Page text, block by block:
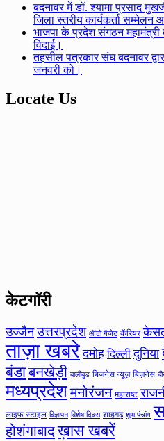
बदनावर में डॉ. श्यामा प्रसाद
जिला स्तरीय कार्यकर्ता सम्मेलन
भाजपा के प्रदेश संगठन महामंत्री
विदाई।
तहसील पत्रकार संघ बदनावर
जनवरी को।
Locate Us
केटगॉरी
उज्जैन उत्तरप्रदेश ऑटो गैजेट कॅरियर
ताज़ा खबरे दमोह दिल्ली दुनिया
बंडाबनखेड़ी बालीबुड बिजनेस न्यूज़ बिज़नेस
मध्यप्रदेशमनोरंजन महाराष्ट
लाइफ स्टाइल विज्ञापन विशेष दिवस शाहगढ़ शुभ पंचांग
होशंगाबादख़ास खबरें